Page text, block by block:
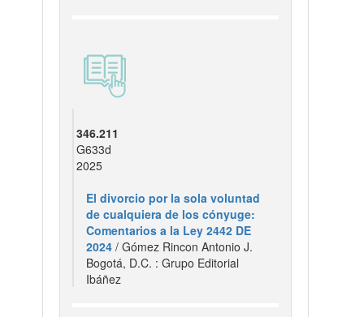
346.211
G633d
2025
El divorcio por la sola voluntad
de cualquiera de los cónyuge:
Comentarios a la Ley 2442 DE
2024 / Gómez Rincon Antonio J.
Bogotá, D.C. : Grupo Editorial
Ibáñez